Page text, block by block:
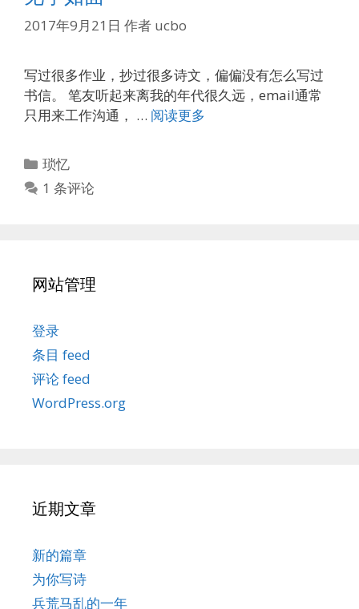
2017年9月21日 作者 ucbo
写过很多作业，抄过很多诗文，偏偏没有怎么写过
书信。 笔友听起来离我的年代很久远，email通常
只用来工作沟通， … 阅读更多
分
类
琐忆
1 条评论
网站管理
登录
条目 feed
评论 feed
WordPress.org
近期文章
新的篇章
为你写诗
兵荒马乱的一年